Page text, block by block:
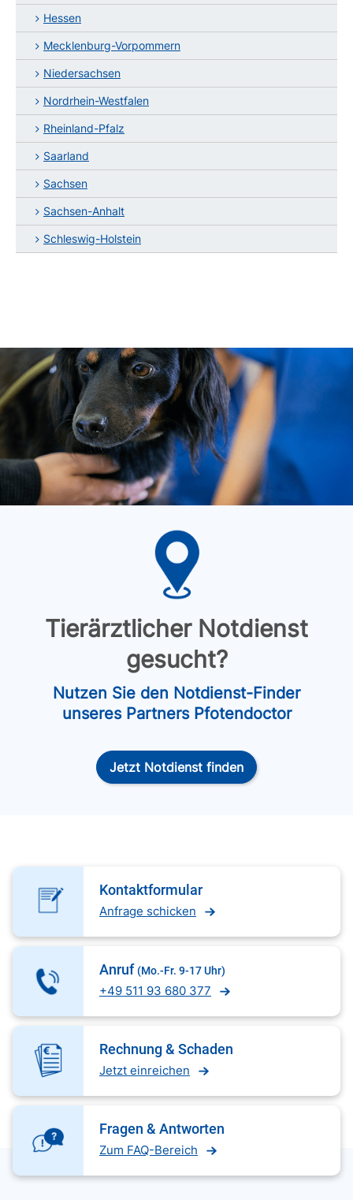
Hessen
Mecklenburg-Vorpommern
Niedersachsen
Nordrhein-Westfalen
Rheinland-Pfalz
Saarland
Sachsen
Sachsen-Anhalt
Schleswig-Holstein
Tierärztlicher Notdienst
gesucht?
Nutzen Sie den Notdienst-Finder
unseres Partners Pfotendoctor
Jetzt Notdienst finden
Kontaktformular
Anfrage schicken
Anruf (Mo.-Fr. 9-17 Uhr)
+49 511 93 680 377
Rechnung & Schaden
Jetzt einreichen
Fragen & Antworten
Zum FAQ-Bereich